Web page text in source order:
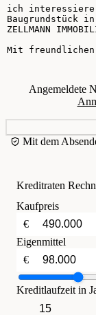
Angemeldete
Mit dem
Kreditraten
Kaufpreis
€
Eigenmittel
€
Kreditlaufzeit in
15